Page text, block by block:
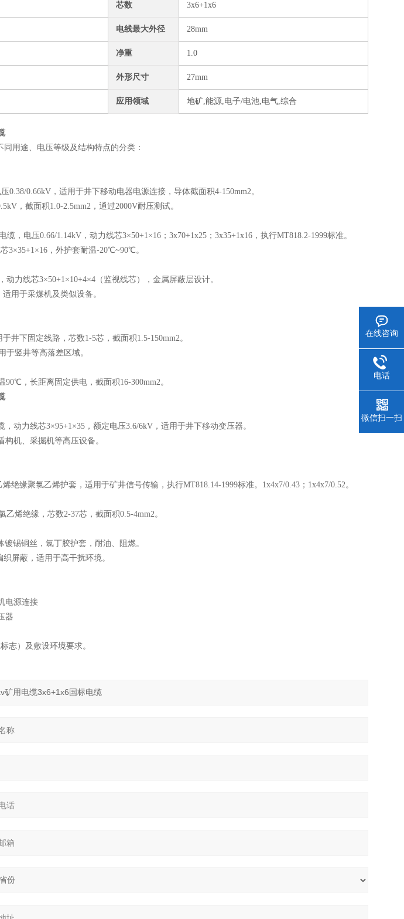
芯数 3x6+1x6
电线最大外径 28mm
净重 1.0
外形尺寸 27mm
应用领域 地矿,能源,电子/电池,电气,综合
用途、电压等级及结构特点的分类：
0.38/0.66kV，适用于井下移动电器电源连接，导体截面积4-150mm2。
，截面积1.0-2.5mm2，通过2000V耐压测试。
，电压0.66/1.14kV，动力线芯3×50+1×16；3x70+1x25；3x35+1x16，执行MT818.2-1999标准。
3×35+1×16，外护套耐温-20℃~90℃。
动力线芯3×50+1×10+4×4（监视线芯），金属屏蔽层设计。
用于采煤机及类似设备。
井下固定线路，芯数1-5芯，截面积1.5-150mm2。
于竖井等高落差区域。
，长距离固定供电，截面积16-300mm2。
动力线芯3×95+1×35，额定电压3.6/6kV，适用于井下移动变压器。
构机、采掘机等高压设备。
绝缘聚氯乙烯护套，适用于矿井信号传输，执行MT818.14-1999标准。1x4x7/0.43；1x4x7/0.52。
烯绝缘，芯数2-37芯，截面积0.5-4mm2。
锡铜丝，氯丁胶护套，耐油、阻燃。
屏蔽，适用于高干扰环境。
电源连接
器
志）及敷设环境要求。
在线咨询
电话
微信扫一扫